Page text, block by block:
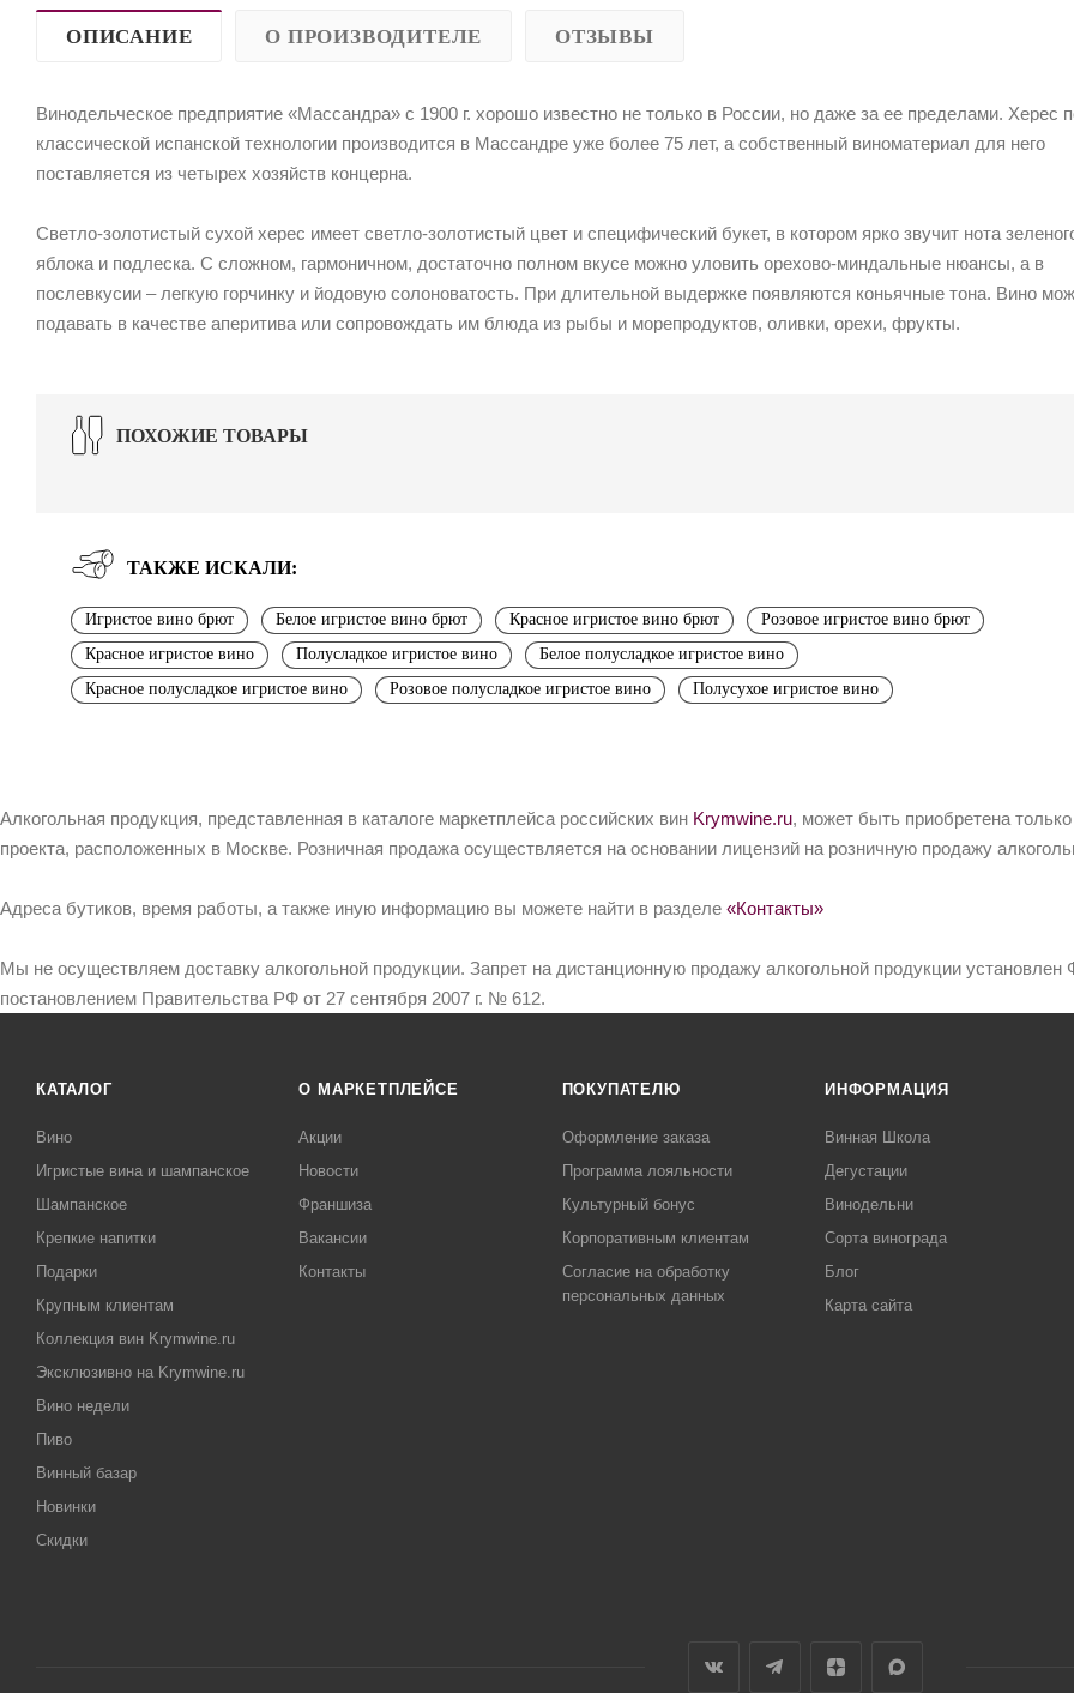
ОПИСАНИЕ О ПРОИЗВОДИТЕЛЕ ОТЗЫВЫ
Винодельческое предприятие «Массандра» с 1900 г. хорошо известно не только в России, но даже за ее пределами. Херес
классической испанской технологии производится в Массандре уже более 75 лет, а собственный виноматериал для него
поставляется из четырех хозяйств концерна.
Светло-золотистый сухой херес имеет светло-золотистый цвет и специфический букет, в котором ярко звучит нота
яблока и подлеска. С сложном, гармоничном, достаточно полном вкусе можно уловить орехово-миндальные нюансы, а в
послевкусии – легкую горчинку и йодовую солоноватость. При длительной выдержке появляются коньячные тона. Вино
подавать в качестве аперитива или сопровождать им блюда из рыбы и морепродуктов, оливки, орехи, фрукты.
ПОХОЖИЕ ТОВАРЫ
ТАКЖЕ ИСКАЛИ:
Игристое вино брют Белое игристое вино брют Красное игристое вино брют
Розовое игристое вино брют
Красное игристое вино
Полусладкое игристое вино
Белое полусладкое игристое вино
Красное полусладкое игристое вино
Розовое полусладкое игристое вино Полусухое игристое вино
Алкогольная продукция, представленная в каталоге маркетплейса российских вин Krymwine.ru, может быть приобретена
проекта, расположенных в Москве. Розничная продажа осуществляется на основании лицензий на розничную продажу
Адреса бутиков, время работы, а также иную информацию вы можете найти в разделе «Контакты»
Мы не осуществляем доставку алкогольной продукции. Запрет на дистанционную продажу алкогольной продукции
постановлением Правительства РФ от 27 сентября 2007 г. № 612.
КАТАЛОГ
Вино
Игристые вина и шампанское
Шампанское
Крепкие напитки
Подарки
Крупным клиентам
Коллекция вин Krymwine.ru
Эксклюзивно на Krymwine.ru
Вино недели
Пиво
Винный базар
Новинки
Скидки
О МАРКЕТПЛЕЙСЕ
Акции
Новости
Франшиза
Вакансии
Контакты
ПОКУПАТЕЛЮ
Оформление заказа
Программа лояльности
Культурный бонус
Корпоративным клиентам
Согласие на обработку
персональных данных
ИНФОРМАЦИЯ
Винная Школа
Дегустации
Винодельни
Сорта винограда
Блог
Карта сайта